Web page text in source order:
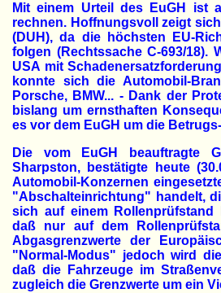
Mit einem Urteil des EuGH ist
rechnen. Hoffnungsvoll zeigt
(DUH), da die höchsten EU-
folgen (Rechtssache C-693/18).
USA mit
konnte sich die Automobil-
Porsche, BMW... - Dank der
bislang um ernsthaften
es vor dem EuGH um die
Die vom EuGH beauftragte
Sharpston, bestätigte heute
Automobil-Konzernen
"Abschalteinrichtung" handelt,
sich auf einem Rollenprüfstand
daß nur auf dem
Abgasgrenzwerte der
"Normal-Modus" jedoch wird
daß die Fahrzeuge im
zugleich die Grenzwerte um ein